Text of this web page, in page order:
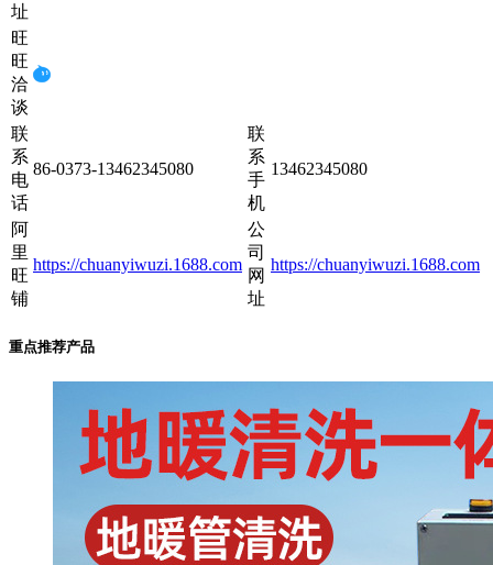
址
旺
旺
洽
谈
联
系
电
话
86-0373-13462345080
联
系
手
机
13462345080
阿
里
旺
铺
https://chuanyiwuzi.1688.com
公
司
网
址
https://chuanyiwuzi.1688.com
重点推荐产品